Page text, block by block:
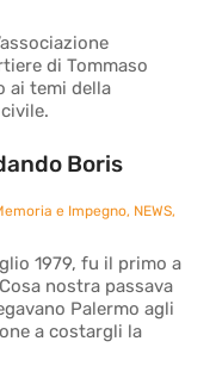
di Tommaso
ai temi della
Boris
e Impegno, NEWS,
1979, fu il primo a
nostra passava
Palermo agli
a costargli la